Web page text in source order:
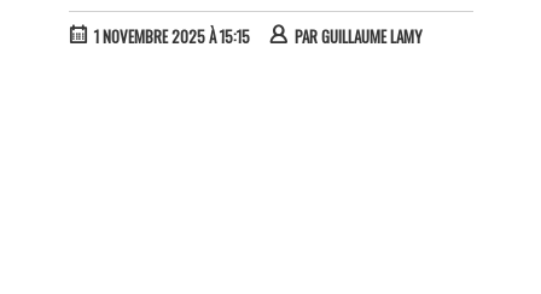
1 NOVEMBRE 2025 À 15:15 PARGUILLAUME LAMY